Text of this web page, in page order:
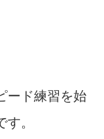
ード練習を始
。